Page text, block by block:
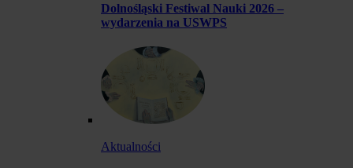
Dolnośląski Festiwal Nauki 2026 –
wydarzenia na USWPS
Aktualności